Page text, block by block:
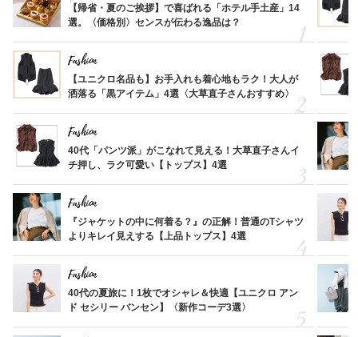
【帰省・夏のご挨拶】で喜ばれる「ホテル手土産」14
選。〈価格別〉センスが伝わる逸品は？
Fashion
【ユニクロ名品も】お手入れも着心地もラク！大人が
洒落る「黒アイテム」4選〈大草直子さんおすすめ〉
Fashion
40代「パンツ派」がこなれて見える！大草直子さんイ
チ押し、ラク可愛い【トップス】4選
Fashion
『ジャケットの中に何着る？』の正解！普通のTシャツ
よりキレイ見えする【上品トップス】4選
Fashion
40代の夏旅に！1枚でオシャレ＆快適【ユニクロ アン
ド セシリー バンセン】〈新作コーデ3選〉